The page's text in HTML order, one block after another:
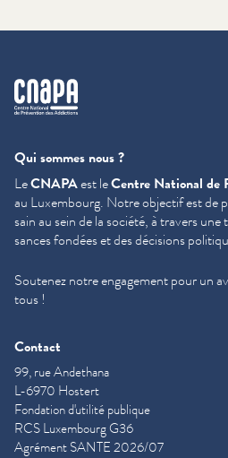
cnapa
Qui sommes nous ?
LeCNAPAest leCentre National de
au Luxembourg. Notre objectif est de
sain au sein de la société, à travers
sances fondées et des décisions
Soutenez notre engagement pour un
tous !
Contact
99, rue Andethana
L-6970 Hostert
Fondation d'utilité publique
RCS Luxembourg G36
Agrément SANTE 2026/07